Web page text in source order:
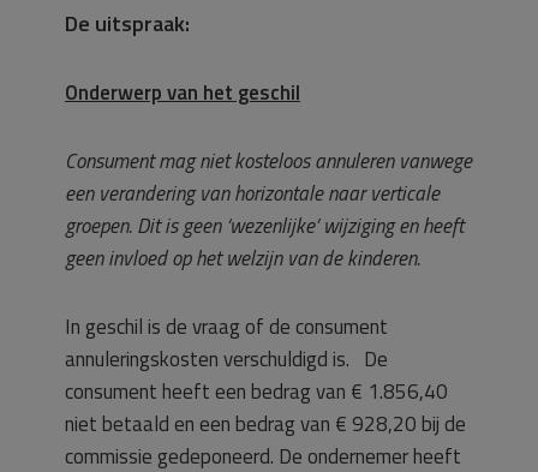
De uitspraak:
Onderwerp van het geschil
Consument mag niet kosteloos annuleren vanwege
een verandering van horizontale naar verticale
groepen. Dit is geen ‘wezenlijke’ wijziging en heeft
geen invloed op het welzijn van de kinderen.
In geschil is de vraag of de consument
annuleringskosten verschuldigd is. De
consument heeft een bedrag van € 1.856,40
niet betaald en een bedrag van € 928,20 bij de
commissie gedeponeerd. De ondernemer heeft